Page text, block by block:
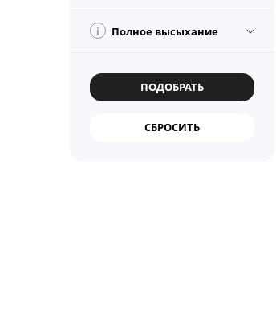
i Полное высыхание